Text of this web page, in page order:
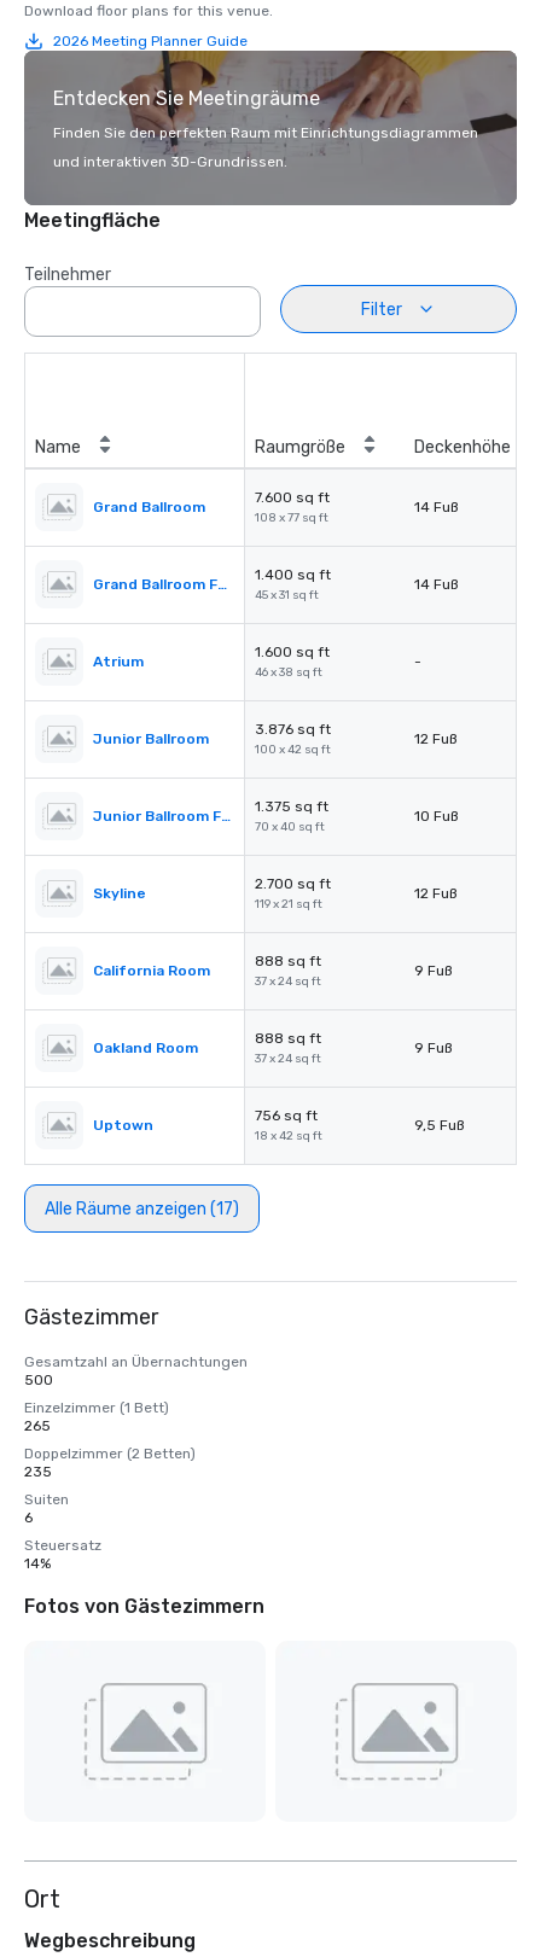
Download floor plans for this venue.
2026 Meeting Planner Guide
Entdecken Sie Meetingräume
Finden Sie den perfekten Raum mit Einrichtungsdiagrammen
und interaktiven 3D-Grundrissen.
Meetingfläche
Teilnehmer
Filter
Name Raumgröße Deckenhöhe
Grand Ballroom
7.600 sq ft
108 x 77 sq ft
14 Fuß
Grand Ballroom Foyer
1.400 sq ft
45 x 31 sq ft
14 Fuß
Atrium
1.600 sq ft
46 x 38 sq ft
-
Junior Ballroom
3.876 sq ft
100 x 42 sq ft
12 Fuß
Junior Ballroom Foyer
1.375 sq ft
70 x 40 sq ft
10 Fuß
Skyline
2.700 sq ft
119 x 21 sq ft
12 Fuß
California Room
888 sq ft
37 x 24 sq ft
9 Fuß
Oakland Room
888 sq ft
37 x 24 sq ft
9 Fuß
Uptown
756 sq ft
18 x 42 sq ft
9,5 Fuß
Alle Räume anzeigen (17)
Gästezimmer
Gesamtzahl an Übernachtungen
500
Einzelzimmer (1 Bett)
265
Doppelzimmer (2 Betten)
235
Suiten
6
Steuersatz
14%
Fotos von Gästezimmern
Ort
Wegbeschreibung